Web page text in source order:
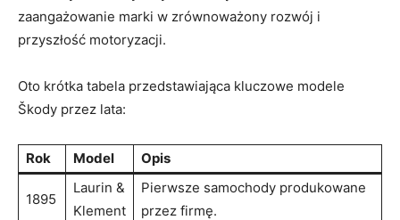
zaangażowanie marki w zrównoważony rozwój i
przyszłość motoryzacji.
Oto krótka tabela przedstawiająca kluczowe modele
Škody przez ​lata:
Rok Model Opis
1895
Laurin &
Klement
Pierwsze samochody produkowane
przez firmę.